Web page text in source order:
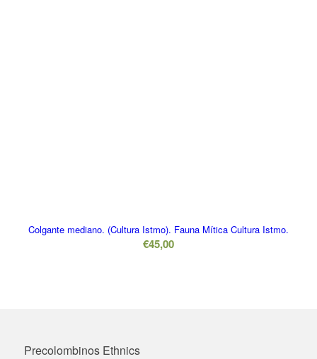
Colgante mediano. (Cultura Istmo). Fauna Mítica Cultura Istmo.
€45,00
Precolombinos Ethnics